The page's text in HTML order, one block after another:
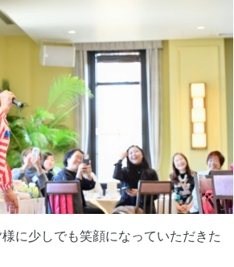
に少しでも笑顔になっていただきた